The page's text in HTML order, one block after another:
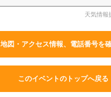
天気情報
地図・アクセス情報、電話番号を
このイベントのトップへ戻る